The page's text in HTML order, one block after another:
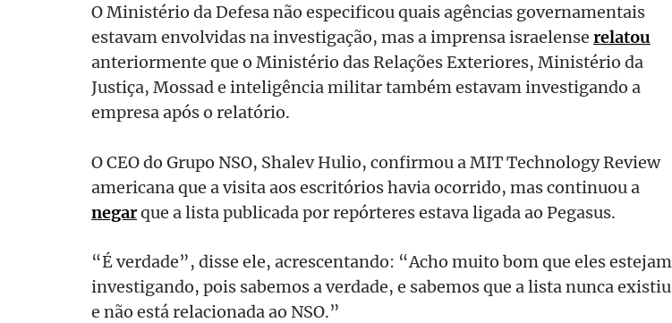
O Ministério da Defesa não especificou quais agências governamentais
estavam envolvidas na investigação, mas a imprensa israelense relatou
anteriormente que o Ministério das Relações Exteriores, Ministério da
Justiça, Mossad e inteligência militar também estavam investigando a
empresa após o relatório.
O CEO do Grupo NSO, Shalev Hulio, confirmou a MIT Technology Review
americana que a visita aos escritórios havia ocorrido, mas continuou a
negarque a lista publicada por repórteres estava ligada ao Pegasus.
“É verdade”, disse ele, acrescentando: “Acho muito bom que eles estejam
investigando, pois sabemos a verdade, e sabemos que a lista nunca existiu
e não está relacionada ao NSO.”